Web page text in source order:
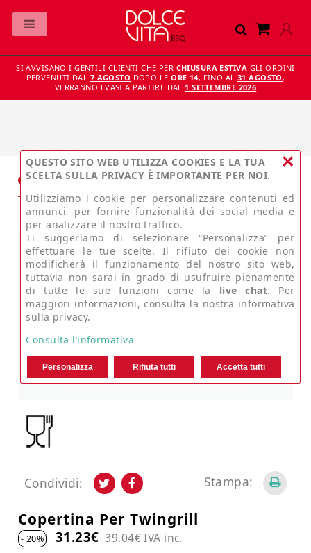
SI AVVISANO I GENTILI CLIENTI CHE PER CHIUSURA ESTIVA GLI ORDINI
PERVENUTI DAL 7 AGOSTO DOPO LEORE 14, FINO AL31 AGOSTO,
VERRANNO EVASI A PARTIRE DAL1 SETTEMBRE 2026
Home ACCESSORI Copertina per Twingrill
Condividi: Stampa:
Copertina Per Twingrill
- 20% 31.23€ 39.04€IVA inc.
×
QUESTO SITO WEB UTILIZZA COOKIES E LA TUA
SCELTA SULLA PRIVACY È IMPORTANTE PER NOI.
Utilizziamo i cookie per personalizzare contenuti ed
annunci, per fornire funzionalità dei social media e
per analizzare il nostro traffico.
Ti suggeriamo di selezionare “Personalizza” per
effettuare le tue scelte. Il rifiuto dei cookie non
modificherà il funzionamento del nostro sito web,
tuttavia non sarai in grado di usufruire pienamente
di tutte le sue funzioni come la live chat. Per
maggiori informazioni, consulta la nostra informativa
sulla privacy.
Consulta l’informativa
Personalizza Rifiuta tutti Accetta tutti